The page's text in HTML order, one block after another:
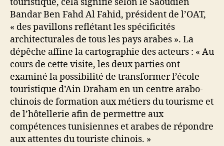
Bandar Ben Fahd Al Fahid, président de l’OAT,
« des pavillons reflétant les spécificités
architecturales de tous les pays arabes ». La
dépêche affine la cartographie des acteurs : « Au
cours de cette visite, les deux parties ont
examiné la possibilité de transformer l’école
touristique d’Ain Draham en un centre arabo-
chinois de formation aux métiers du tourisme et
de l’hôtellerie afin de permettre aux
compétences tunisiennes et arabes de répondre
aux attentes du touriste chinois. »